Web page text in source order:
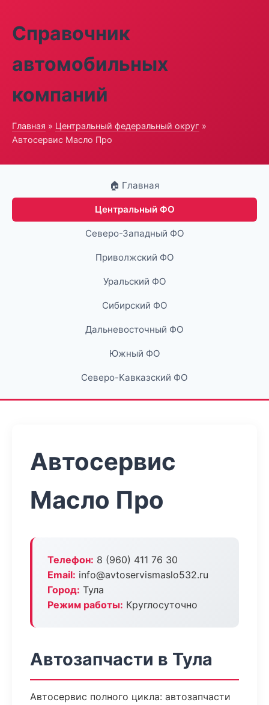
Справочник
автомобильных
компаний
Главная » Центральный федеральный округ »
Автосервис Масло Про
🏠 Главная
Центральный ФО
Северо-Западный ФО
Приволжский ФО
Уральский ФО
Сибирский ФО
Дальневосточный ФО
Южный ФО
Северо-Кавказский ФО
Автосервис
Масло Про
Телефон: 8 (960) 411 76 30
Email: info@avtoservismaslo532.ru
Город: Тула
Режим работы: Круглосуточно
Автозапчасти в Тула
Автосервис полного цикла: автозапчасти